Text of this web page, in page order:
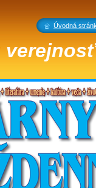
verejnosť
Úvodná